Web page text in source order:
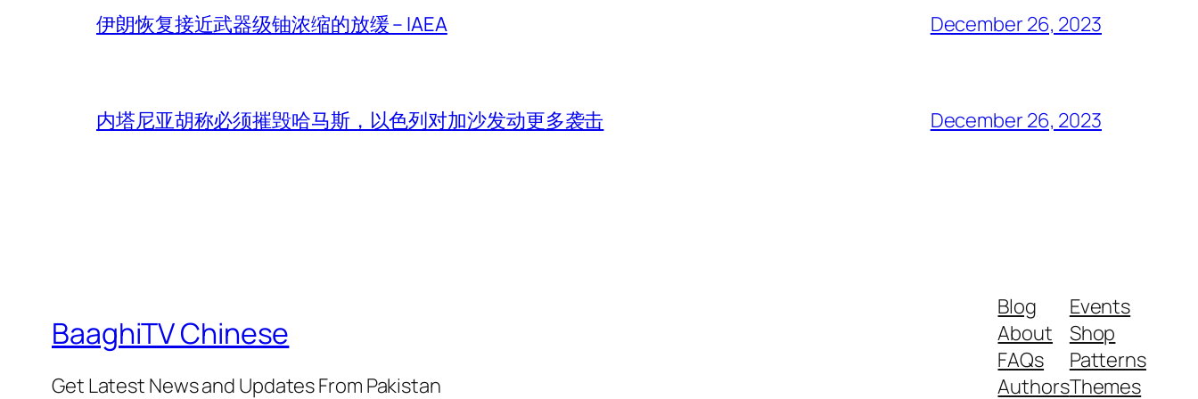
伊朗恢复接近武器级铀浓缩的放缓 – IAEA December 26, 2023
内塔尼亚胡称必须摧毁哈马斯，以色列对加沙发动更多袭击 December 26, 2023
BaaghiTV Chinese
Get Latest News and Updates From Pakistan
Blog
About
FAQs
Authors
Events
Shop
Patterns
Themes